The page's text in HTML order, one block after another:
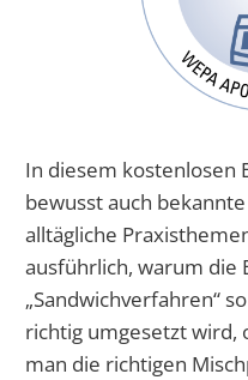
In diesem kostenlosen
bewusst auch
alltägliche
ausführlich, warum die
„Sandwichverfahren“
richtig umgesetzt wird,
man die richtigen